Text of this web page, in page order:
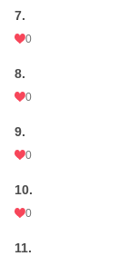
7.
0
8.
0
9.
0
10.
0
11.